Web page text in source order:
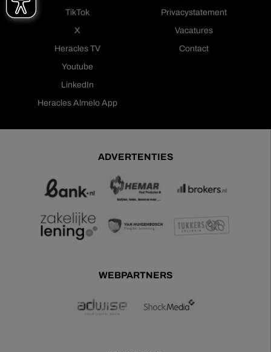
TikTok
X
Heracles TV
Youtube
LinkedIn
Heracles Almelo App
Privacystatement
Vacatures
Contact
ADVERTENTIES
WEBPARTNERS